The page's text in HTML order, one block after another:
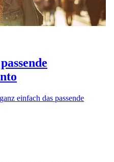
einfach das passende